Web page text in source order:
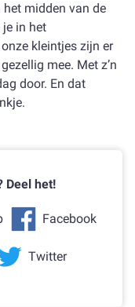
midden van de
je in het
kleintjes zijn er
mee. Met z’n
door. En dat
Deel het!
Facebook
Twitter